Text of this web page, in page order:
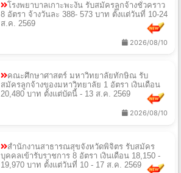
โรงพยาบาลเกาะพะงัน รับสมัครลูกจ้างชั่วคราว
8 อัตรา จ้างวันละ 388- 573 บาท ตั้งแต่วันที่ 10-24
ส.ค. 2569
2026/08/10
คณะศึกษาศาสตร์ มหาวิทยาลัยทักษิณ รับ
สมัครลูกจ้างของมหาวิทยาลัย 1 อัตรา เงินเดือน
20,480 บาท ตั้งแต่บัดนี้ - 13 ส.ค. 2569
2026/08/10
สํานักงานสาธารณสุขจังหวัดพิจิตร รับสมัคร
บุคคลเข้ารับราชการ 8 อัตรา เงินเดือน 18,150 -
19,970 บาท ตั้งแต่วันที่ 10 - 17 ส.ค. 2569